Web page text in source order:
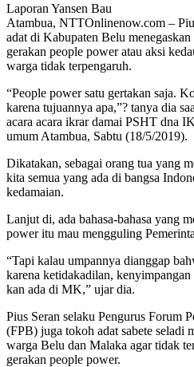
Laporan Yansen Bau
Atambua, NTTOnlinenow.com –
adat di Kabupaten Belu
gerakan people power atau aksi
warga tidak terpengaruh.
“People power satu gertakan saja.
karena tujuannya apa,”? tanya dia
acara acara ikrar damai PSHT dna
umum Atambua, Sabtu (18/5/2019).
Dikatakan, sebagai orang tua yang
kita semua yang ada di bangsa
kedamaian.
Lanjut di, ada bahasa-bahasa yang
power itu mau mengguling
“Tapi kalau umpannya dianggap
karena ketidakadilan,
kan ada di MK,” ujar dia.
Pius Seran selaku Pengurus Forum
(FPB) juga tokoh adat sabete seladi
warga Belu dan Malaka agar tidak
gerakan people power.